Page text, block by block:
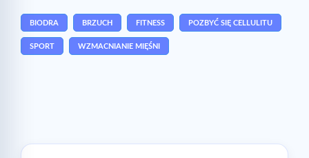
BIODRA BRZUCH FITNESS POZBYĆ SIĘ CELLULITU
SPORT WZMACNIANIE MIĘŚNI